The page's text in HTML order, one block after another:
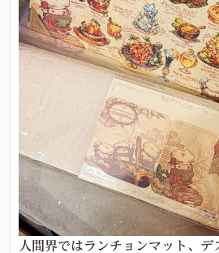
人間界ではランチョンマット、デ